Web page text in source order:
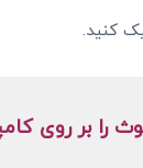
کنید.
را بر روی